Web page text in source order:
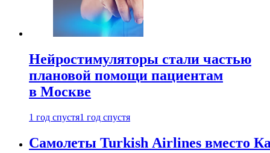
Нейростимуляторы стали частью
плановой помощи пациентам
в Москве
1 год спустя1 год спустя
Самолеты Turkish Airlines вместо